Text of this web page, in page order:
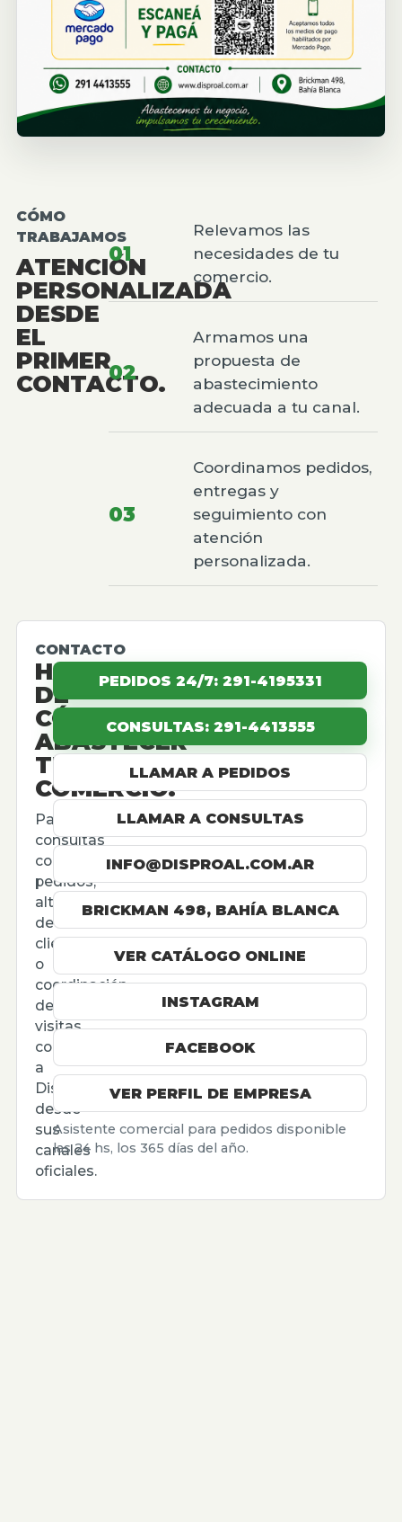
CÓMO
TRABAJAMOS
ATENCIÓN
PERSONALIZADA
DESDE
EL
PRIMER
CONTACTO.
01
Relevamos las
necesidades de tu
comercio.
02
Armamos una
propuesta de
abastecimiento
adecuada a tu canal.
03
Coordinamos pedidos,
entregas y
seguimiento con
atención
personalizada.
CONTACTO
HABLEMOS
DE
CÓMO
ABASTECER
TU
COMERCIO.
Para
consultas
comerciales,
pedidos,
altas
de
cliente
o
coordinación
de
visitas,
contactá
a
Disproal
desde
sus
canales
oficiales.
PEDIDOS 24/7: 291-4195331
CONSULTAS: 291-4413555
LLAMAR A PEDIDOS
LLAMAR A CONSULTAS
INFO@DISPROAL.COM.AR
BRICKMAN 498, BAHÍA BLANCA
VER CATÁLOGO ONLINE
INSTAGRAM
FACEBOOK
VER PERFIL DE EMPRESA
Asistente comercial para pedidos disponible
las 24 hs, los 365 días del año.